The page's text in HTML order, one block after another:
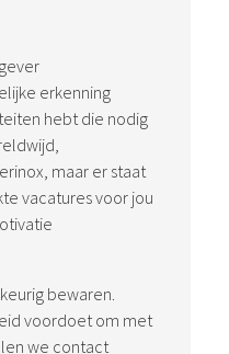
erkenning
hebt die nodig
maar er staat
vacatures voor jou
bewaren.
voordoet om met
we contact